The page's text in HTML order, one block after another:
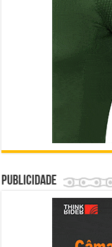
Publicidade